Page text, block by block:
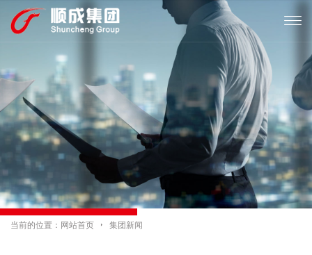

当前的位置： 网站首页  集团新闻